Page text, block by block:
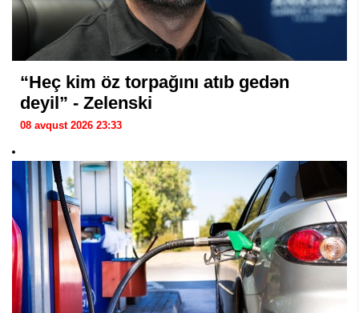
“Heç kim öz torpağını atıb gedən
deyil” - Zelenski
08 avqust 2026 23:33